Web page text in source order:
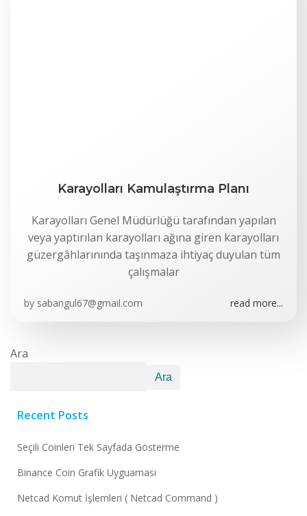
Karayolları Kamulaştırma Planı
Karayolları Genel Müdürlüğü tarafından yapılan
veya yaptırılan karayolları ağına giren karayolları
güzergâhlarınında taşınmaza ihtiyaç duyulan tüm
çalışmalar
by sabangul67@gmail.com read more...
Ara
Ara
Recent Posts
Seçili Coinleri Tek Sayfada Gösterme
Binance Coin Grafik Uyguaması
Netcad Komut İşlemleri ( Netcad Command )